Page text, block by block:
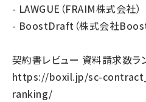
- LAWGUE（FRAIM株式会社）
- BoostDraft（株式会社
契約書レビュー 資料請求数ラ
https://boxil.jp/sc-
ranking/